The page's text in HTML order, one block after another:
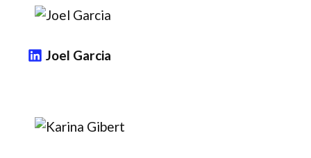
Joel Garcia